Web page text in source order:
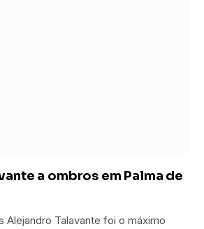
a ombros em Palma de
Alejandro Talavante foi o máximo